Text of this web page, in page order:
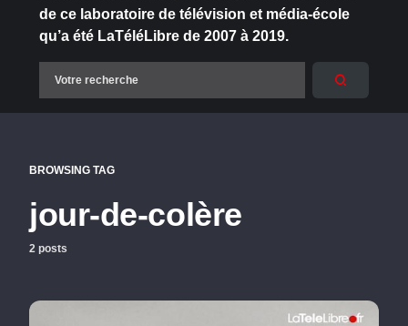
de ce laboratoire de télévision et média-école
qu’a été LaTéléLibre de 2007 à 2019.
BROWSING TAG
jour-de-colère
2 posts